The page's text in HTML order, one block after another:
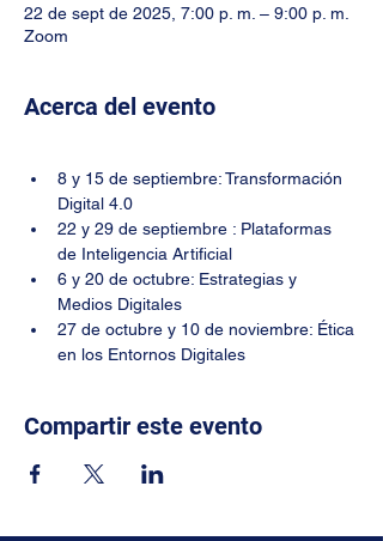
22 de sept de 2025, 7:00 p. m. – 9:00 p. m.
Zoom
Acerca del evento
8 y 15 de septiembre: Transformación
Digital 4.0
22 y 29 de septiembre : Plataformas
de Inteligencia Artificial
6 y 20 de octubre: Estrategias y
Medios Digitales
27 de octubre y 10 de noviembre: Ética
en los Entornos Digitales
Compartir este evento